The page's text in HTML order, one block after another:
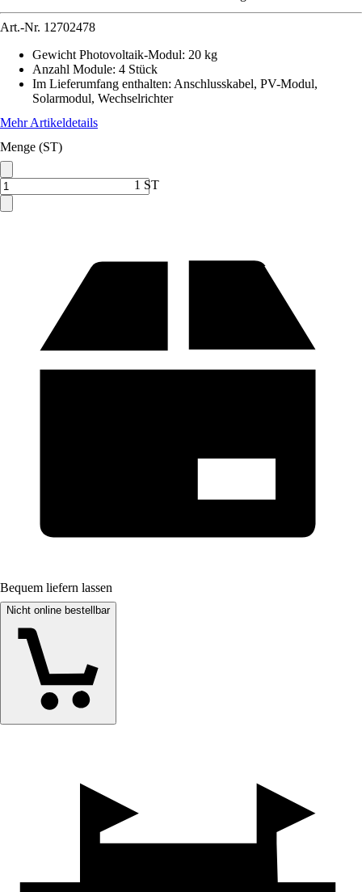
Art.-Nr. 12702478
Gewicht Photovoltaik-Modul: 20 kg
Anzahl Module: 4 Stück
Im Lieferumfang enthalten: Anschlusskabel, PV-Modul,
Solarmodul, Wechselrichter
Mehr Artikeldetails
Menge (ST)
1 ST
Bequem liefern lassen
Nicht online bestellbar